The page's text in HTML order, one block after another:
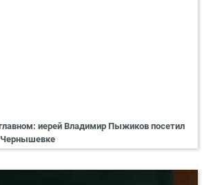
иерей Владимир Пыжиков посетил